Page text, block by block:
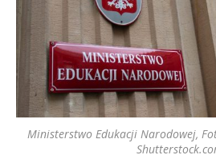
Ministerstwo Edukacji Narodowej,